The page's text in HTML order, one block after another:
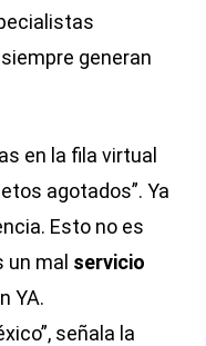
generan
en la fila virtual
agotados”. Ya
Esto no es
un mal servicio
YA.
señala la